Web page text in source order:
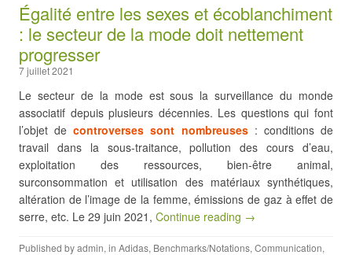
Égalité entre les sexes et écoblanchiment
: le secteur de la mode doit nettement
progresser
7 juillet 2021
Le secteur de la mode est sous la surveillance du monde
associatif depuis plusieurs décennies. Les questions qui font
l’objet decontroverses sont nombreuses: conditions de
travail dans la sous-traitance, pollution des cours d’eau,
exploitation des ressources, bien-être animal,
surconsommation et utilisation des matériaux synthétiques,
altération de l’image de la femme, émissions de gaz à effet de
serre, etc. Le 29 juin 2021, Continue reading →
Published byadmin, in Adidas, Benchmarks/Notations, Communication,